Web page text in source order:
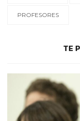
PROFESORES
TE